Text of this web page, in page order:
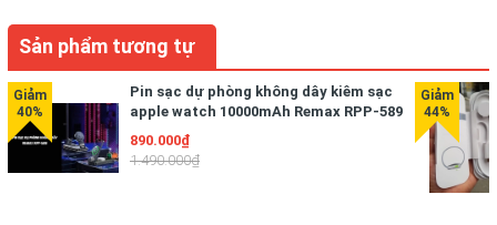
Sản phẩm tương tự
Pin sạc dự phòng không dây kiêm sạc
apple watch 10000mAh Remax RPP-589
890.000₫
1.490.000₫